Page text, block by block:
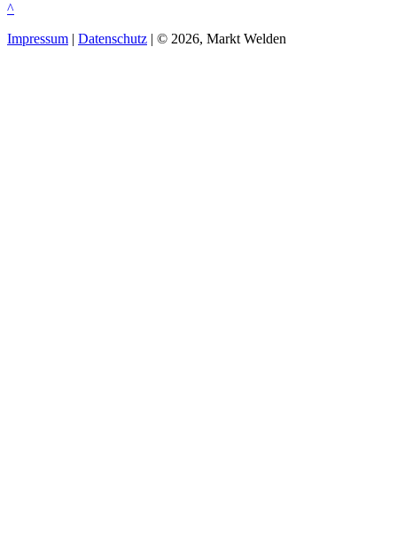
^
Impressum | Datenschutz | © 2026, Markt Welden